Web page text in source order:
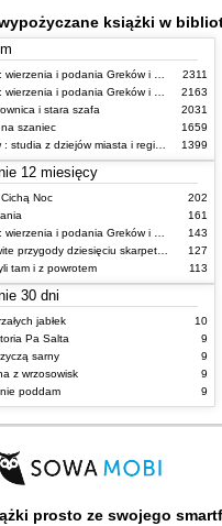
książki w
2311
2163
i stara szafa
2031
szaniec
1659
1399
12 miesięcy
Cichą Noc
202
161
143
127
tam i z powrotem
113
30 dni
jabłek
10
Pa Salta
9
sarny
9
z wrzosowisk
9
poddam
9
prosto ze swojego